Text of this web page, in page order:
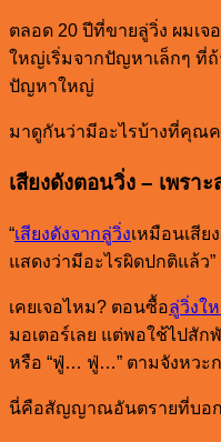
ตลอด 20 ปีที่ขายลู่วิ่ง ผมเ
ใหญ่เริ่มจากปัญหาเล็กๆ ที่
ปัญหาใหญ่
มาดูกันว่ามีอะไรบ้างที่คุณค
เสียงดังตอนวิ่ง – เพรา
“เสียงดังจากลู่วิ่งเหมือนเสีย
แสดงว่ามีอะไรผิดปกติแล้ว”
เคยเจอไหม? ตอนซื้อลู่วิ่งใ
มอเตอร์เลย แต่พอใช้ไปสัก
หรือ “ฟู่… ฟู่…” ตามจังหวะก
นี่คือสัญญาณอันตรายที่บอก